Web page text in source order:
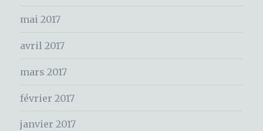
mai 2017
avril 2017
mars 2017
février 2017
janvier 2017